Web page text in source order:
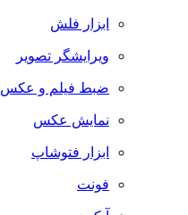
ابزار فلش
ویرایشگر تصویر
ضبط فيلم و عكس
نمایش عکس
ابزار فتوشاپ
فونت